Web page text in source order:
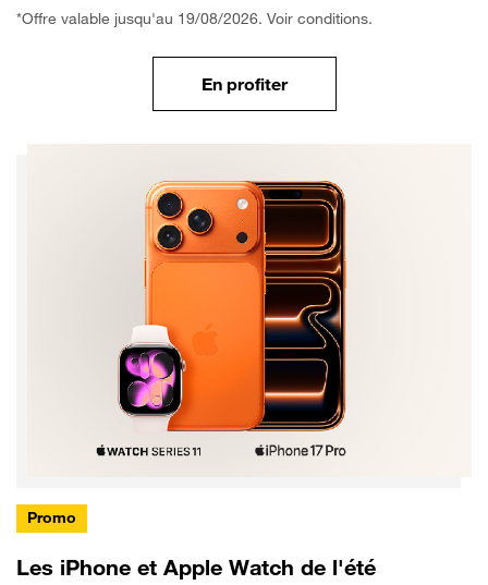
*Offre valable jusqu'au 19/08/2026. Voir conditions.
En profiter
Promo
Les iPhone et Apple Watch de l'été